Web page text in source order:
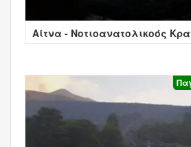
Αίτνα - Νοτιοανατολικοός